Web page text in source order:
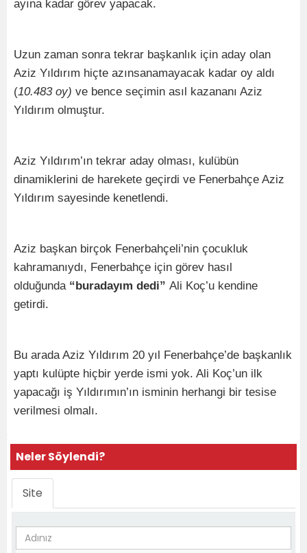
ayına kadar görev yapacak.
Uzun zaman sonra tekrar başkanlık için aday olan
Aziz Yıldırım hiçte azınsanamayacak kadar oy aldı
(10.483 oy) ve bence seçimin asıl kazananı Aziz
Yıldırım olmuştur.
Aziz Yıldırım’ın tekrar aday olması, kulübün
dinamiklerini de harekete geçirdi ve Fenerbahçe Aziz
Yıldırım sayesinde kenetlendi.
Aziz başkan birçok Fenerbahçeli’nin çocukluk
kahramanıydı, Fenerbahçe için görev hasıl
olduğunda “buradayım dedi” Ali Koç’u kendine
getirdi.
Bu arada Aziz Yıldırım 20 yıl Fenerbahçe’de başkanlık
yaptı kulüpte hiçbir yerde ismi yok. Ali Koç’un ilk
yapacağı iş Yıldırımın’ın isminin herhangi bir tesise
verilmesi olmalı.
Neler Söylendi?
Site